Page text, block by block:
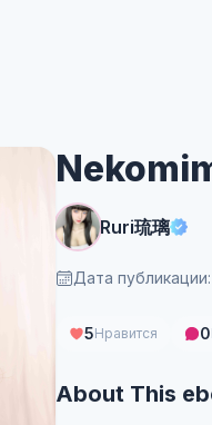
Ruri琉璃
Дата
5Нравится 0
About This